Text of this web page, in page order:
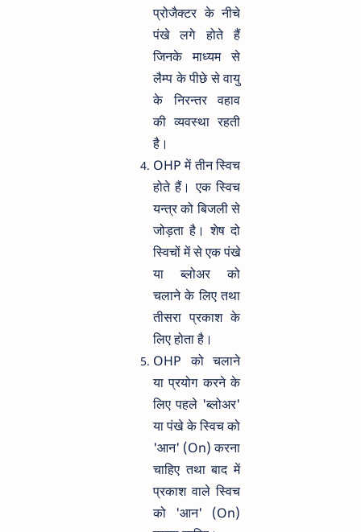
प्रोजैक्टर के नीचे
पंखे लगे होते हैं
जिनके माध्यम से
लैम्प के पीछे से वायु
के निरन्तर वहाव
की व्यवस्था रहती
है।
OHP में तीन स्विच
होते हैं। एक स्विच
यन्त्र को बिजली से
जोड़ता है। शेष दो
स्विचों में से एक पंखे
या ब्लोअर को
चलाने के लिए तथा
तीसरा प्रकाश के
लिए होता है।
OHP को चलाने
या प्रयोग करने के
लिए पहले 'ब्लोअर'
या पंखे के स्विच को
'आन' (On) करना
चाहिए तथा बाद में
प्रकाश वाले स्विच
को 'आन' (On)